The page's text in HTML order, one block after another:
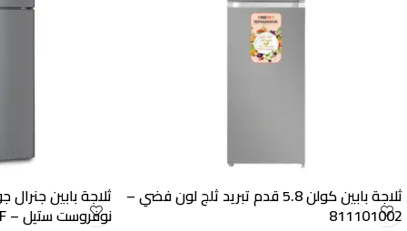
ثلاجة بابين كولن 5.8 قدم تبريد ثلج لون فضي –
811101002 نوفروست ستيل – GG365NF